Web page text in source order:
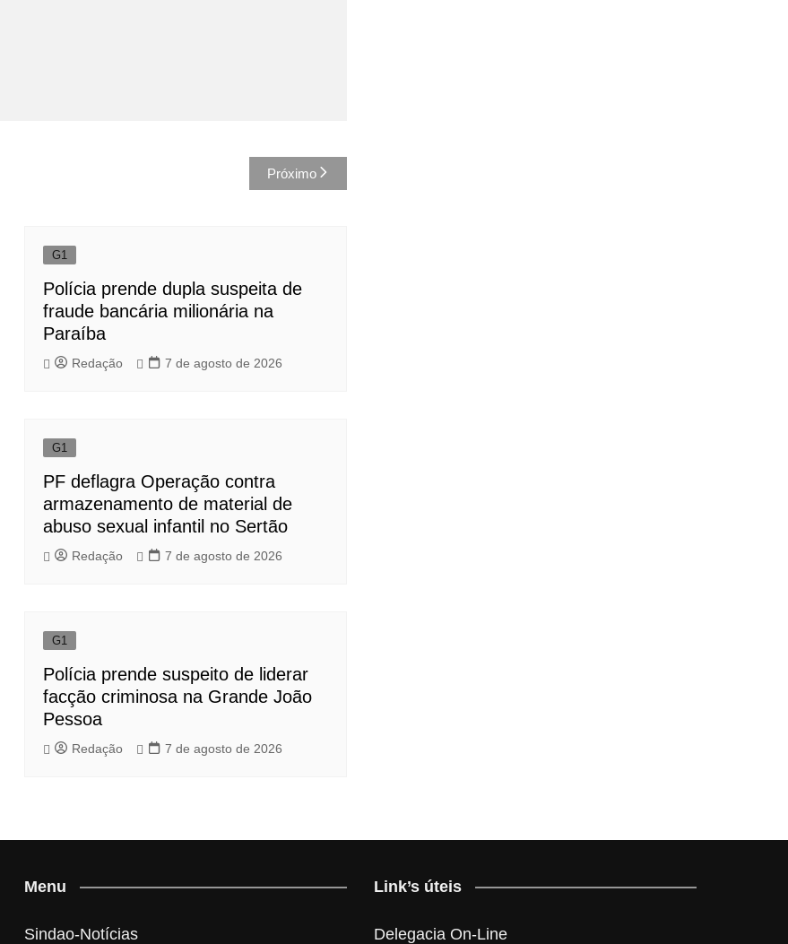
Próximo
G1
Polícia prende dupla suspeita de
fraude bancária milionária na
Paraíba
Redação 7 de agosto de 2026
G1
PF deflagra Operação contra
armazenamento de material de
abuso sexual infantil no Sertão
Redação 7 de agosto de 2026
G1
Polícia prende suspeito de liderar
facção criminosa na Grande João
Pessoa
Redação 7 de agosto de 2026
Menu
Sindao-Notícias
Link’s úteis
Delegacia On-Line